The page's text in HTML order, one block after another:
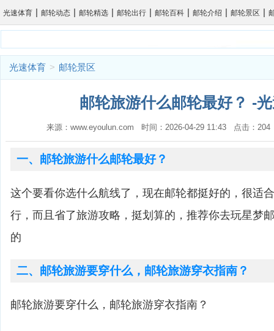
光速体育 | 邮轮动态 | 邮轮精选 | 邮轮出行 | 邮轮百科 | 邮轮介绍 | 邮轮景区 |
光速体育 > 邮轮景区
邮轮旅游什么邮轮最好？ -
来源：www.eyoulun.com 时间：2026-04-29 11:43 点击：
一、邮轮旅游什么邮轮最好？
这个要看你选什么航线了，现在邮轮都挺好的，很适
行，而且省了旅游攻略，挺划算的，推荐你去玩星梦
的
二、邮轮旅游要穿什么，邮轮旅游穿衣指南？
邮轮旅游要穿什么，邮轮旅游穿衣指南？